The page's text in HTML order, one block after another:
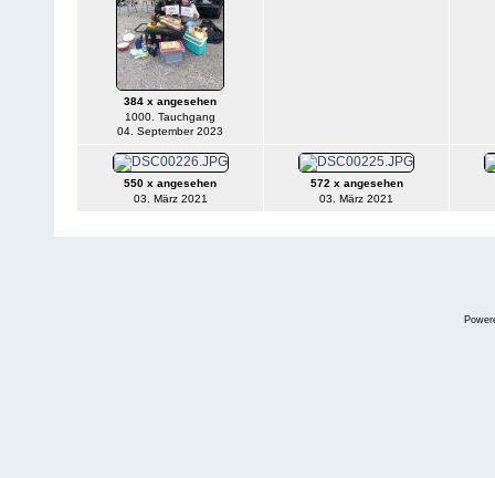
384 x angesehen
1000. Tauchgang
04. September 2023
550 x angesehen
03. März 2021
572 x angesehen
03. März 2021